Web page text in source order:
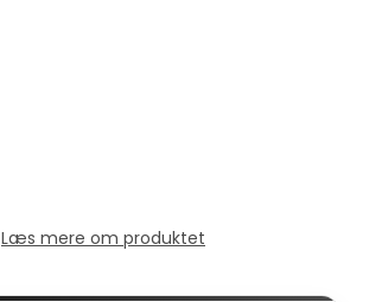
Læs mere om produktet